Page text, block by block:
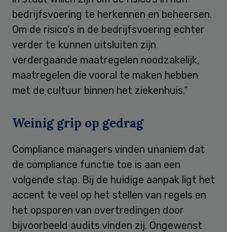
bedrijfsvoering te herkennen en beheersen.
Om de risico’s in de bedrijfsvoering echter
verder te kunnen uitsluiten zijn
verdergaande maatregelen noodzakelijk,
maatregelen die vooral te maken hebben
met de cultuur binnen het ziekenhuis.”
Weinig grip op gedrag
Compliance managers vinden unaniem dat
de compliance functie toe is aan een
volgende stap. Bij de huidige aanpak ligt het
accent te veel op het stellen van regels en
het opsporen van overtredingen door
bijvoorbeeld audits vinden zij. Ongewenst